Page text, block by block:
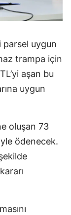
parsel uygun
trampa için
aşan bu
uygun
oluşan 73
ödenecek.